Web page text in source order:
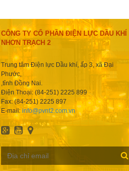
CÔNG TY CỔ PHẦN ĐIỆN LỰC DẦU KHÍ
NHƠN TRẠCH 2
Trung tâm Điện lực Dầu khí, ấp 3, xã Đại
Phước,
,tỉnh Đồng Nai.
Điện Thoại: (84-251) 2225 899
Fax: (84-251) 2225 897
E-mail: info@pvnt2.com.vn